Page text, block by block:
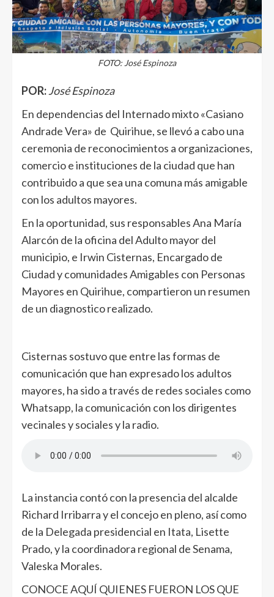
FOTO: José Espinoza
POR:José Espinoza
En dependencias del Internado mixto «Casiano
Andrade Vera» de Quirihue, se llevó a cabo una
ceremonia de reconocimientos a organizaciones,
comercio e instituciones de la ciudad que han
contribuido a que sea una comuna más amigable
con los adultos mayores.
En la oportunidad, sus responsables Ana María
Alarcón de la oficina del Adulto mayor del
municipio, e Irwin Cisternas, Encargado de
Ciudad y comunidades Amigables con Personas
Mayores en Quirihue, compartieron un resumen
de un diagnostico realizado.
Cisternas sostuvo que entre las formas de
comunicación que han expresado los adultos
mayores, ha sido a través de redes sociales como
Whatsapp, la comunicación con los dirigentes
vecinales y sociales y la radio.
La instancia contó con la presencia del alcalde
Richard Irribarra y el concejo en pleno, así como
de la Delegada presidencial en Itata, Lisette
Prado, y la coordinadora regional de Senama,
Valeska Morales.
CONOCE AQUÍ QUIENES FUERON LOS QUE